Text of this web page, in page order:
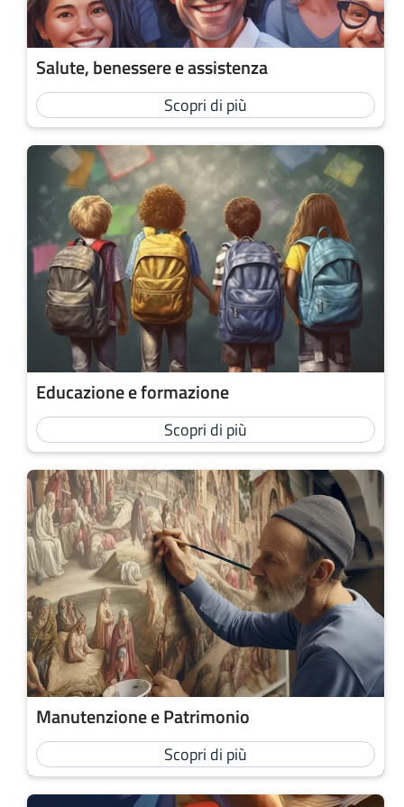
Salute, benessere e assistenza
Scopri di più
Educazione e formazione
Scopri di più
Manutenzione e Patrimonio
Scopri di più